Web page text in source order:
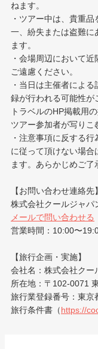
ねます。
・ツアー中は、貴重
一、紛失または盗難に
ます。
・会場周辺において
ご遠慮ください。
・当日は主催者によ
録が行われる可能性が
トラベルのHP掲載用
ツアー参加者が写りこ
・注意事項に反する
に従って頂けない場
ます。あらかじめご了
【お問い合わせ連絡先】
株式会社クールジャパ
メールで問い合わせる
営業時間：10:00〜
【旅行企画・実施】
会社名：株式会社クー
所在地：〒102‐0071
旅行業登録番号：東京
旅行条件書（https://